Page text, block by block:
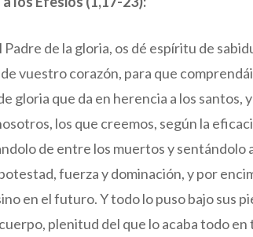
de la gloria, os dé espíritu de
vuestro corazón, para que
gloria que da en herencia a los santos,
los que creemos, según la
de entre los muertos y sentándolo
fuerza y dominación, y por
en el futuro. Y todo lo puso bajo sus
plenitud del que lo acaba todo en